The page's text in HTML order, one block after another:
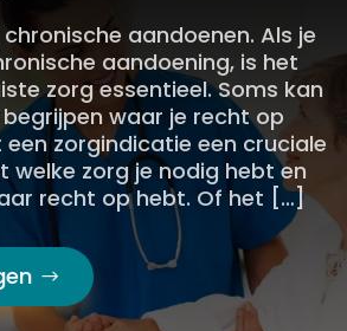
aandoenen. Als je
aandoening, is het
zorg essentieel. Soms kan
waar je recht op
een zorgindicatie een cruciale
welke zorg je nodig hebt en
recht op hebt. Of het […]